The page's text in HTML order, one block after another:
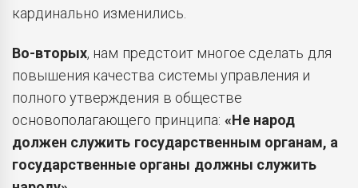
кардинально изменились.
Во-вторых, нам предстоит многое сделать для
повышения качества системы управления и
полного утверждения в обществе
основополагающего принципа: «Не народ
должен служить государственным органам, а
государственные органы должны служить